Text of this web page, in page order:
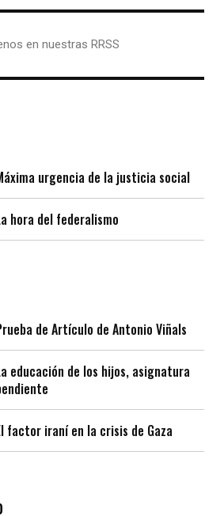
en nuestras RRSS
urgencia de la justicia social
hora del federalismo
de Artículo de Antonio Viñals
educación de los hijos, asignatura
factor iraní en la crisis de Gaza